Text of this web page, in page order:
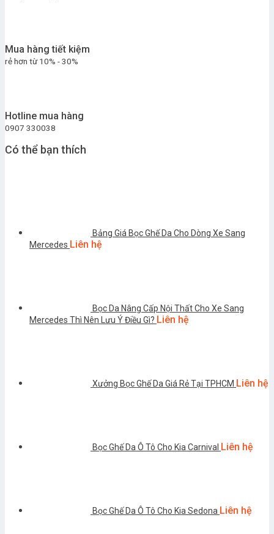
Mua hàng tiết kiệm
rẻ hơn từ 10% - 30%
Hotline mua hàng
0907 330038
Có thể bạn thích
Bảng Giá Bọc Ghế Da Cho Dòng Xe Sang
Mercedes Liên hệ
Bọc Da Nâng Cấp Nội Thất Cho Xe Sang
Mercedes Thì Nên Lưu Ý Điều Gì? Liên hệ
Xưởng Bọc Ghế Da Giá Rẻ Tại TPHCM Liên hệ
Bọc Ghế Da Ô Tô Cho Kia Carnival Liên hệ
Bọc Ghế Da Ô Tô Cho Kia Sedona Liên hệ